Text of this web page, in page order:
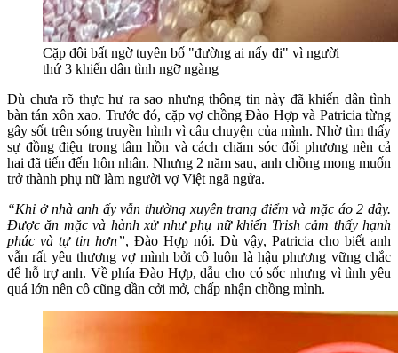
Cặp đôi bất ngờ tuyên bố "đường ai nấy đi" vì người
thứ 3 khiến dân tình ngỡ ngàng
Dù chưa rõ thực hư ra sao nhưng thông tin này đã khiến dân tình
bàn tán xôn xao. Trước đó, cặp vợ chồng Đào Hợp và Patricia từng
gây sốt trên sóng truyền hình vì câu chuyện của mình. Nhờ tìm thấy
sự đồng điệu trong tâm hồn và cách chăm sóc đối phương nên cả
hai đã tiến đến hôn nhân. Nhưng 2 năm sau, anh chồng mong muốn
trở thành phụ nữ làm người vợ Việt ngã ngửa.
“Khi ở nhà anh ấy vẫn thường xuyên trang điểm và mặc áo 2 dây.
Được ăn mặc và hành xử như phụ nữ khiến Trish cảm thấy hạnh
phúc và tự tin hơn”, Đào Hợp nói. Dù vậy, Patricia cho biết anh
vẫn rất yêu thương vợ mình bởi cô luôn là hậu phương vững chắc
để hỗ trợ anh. Về phía Đào Hợp, dẫu cho có sốc nhưng vì tình yêu
quá lớn nên cô cũng dần cởi mở, chấp nhận chồng mình.